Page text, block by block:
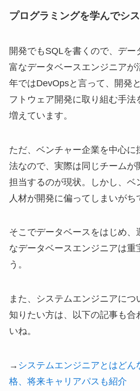
プログラミングを学んでシ
開発でもSQLを書くので、デー
富なデータベースエンジニアが
年ではDevOpsと言って、開発
フトウェア開発に取り組む手法
増えています。
ただ、ベンチャー企業を中心に
法なので、実際は同じチームが
担当するのが現状。しかし、ベ
人材が開発に偏ってしまいがち
そこでデータベースをはじめ、
なデータベースエンジニアは重
う。
また、システムエンジニアにつ
知りたい方は、以下の記事も合
いね。
→ システムエンジニアとはどん
格、将来キャリアパスも紹介